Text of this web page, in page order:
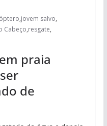
,jovem salvo,
Cabeço,resgate,
praia
de